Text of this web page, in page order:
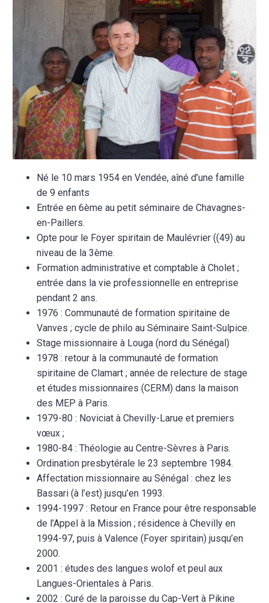
Né le 10 mars 1954 en Vendée, aîné d’une famille
de 9 enfants
Entrée en 6ème au petit séminaire de Chavagnes-
en-Paillers.
Opte pour le Foyer spiritain de Maulévrier ((49) au
niveau de la 3ème.
Formation administrative et comptable à Cholet ;
entrée dans la vie professionnelle en entreprise
pendant 2 ans.
1976 : Communauté de formation spiritaine de
Vanves ; cycle de philo au Séminaire Saint-Sulpice.
Stage missionnaire à Louga (nord du Sénégal)
1978 : retour à la communauté de formation
spiritaine de Clamart ; année de relecture de stage
et études missionnaires (CERM) dans la maison
des MEP à Paris.
1979-80 : Noviciat à Chevilly-Larue et premiers
vœux ;
1980-84 : Théologie au Centre-Sèvres à Paris.
Ordination presbytérale le 23 septembre 1984.
Affectation missionnaire au Sénégal : chez les
Bassari (à l’est) jusqu’en 1993.
1994-1997 : Retour en France pour être responsable
de l’Appel à la Mission ; résidence à Chevilly en
1994-97, puis à Valence (Foyer spiritain) jusqu’en
2000.
2001 : études des langues wolof et peul aux
Langues-Orientales à Paris.
2002 : Curé de la paroisse du Cap-Vert à Pikine